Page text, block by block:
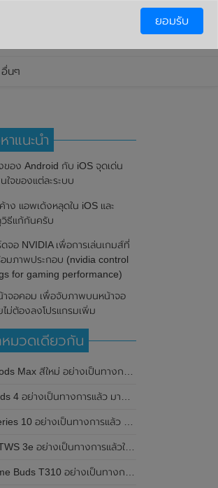
อื่นๆ
าแนะนำ
ของ Android กับ iOS จุดเด่น
จของแต่ละระบบ
ง แอพเด้งหลุดใน iOS และ
ธีแก้กันครับ
จอ NVIDIA เพื่อการเล่นเกมส์ที่
มภาพประกอบ (nvidia control
for gaming performance)
าจอคอม เพื่อจับภาพบนหน้าจอ
ม่ต้องลงโปรแกรมเพิ่ม
หมวดเดียวกัน
สีใหม่ อย่างเป็นทางการแล้ว
งการแล้ว มาพร้อม ANC และฟีเจอร์ใหม่มากมาย
งเป็นทางการแล้ว มาพร้อมชิปเซ็ตรุ่น S10
เสียงรบกวน ANC ที่ 30dB , ป้องกันฝุ่นและกันน้ำที่ระดับ IP54 , แบตเตอรี่สามารถใช้งานนานสูงสุด 36 ชั่วโมง
เสียงรบกวน ANC สูงสุด 46dB , เสียงรอบทิศทาง 360 องศา , แบตเตอรี่สามารถใช้งานได้นานสูงสุด 40 ชั่วโมง
ยอมรับ